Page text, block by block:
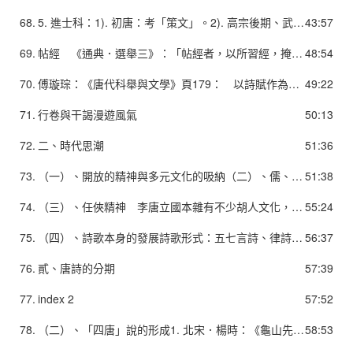
43:57
68.
5. 進士科：1). 初唐：考「策文」。2). 高宗後期、武則天實際掌政後：試帖經、雜文、策文三場，每場定去留。（中唐後順序改為詩賦、帖經、策文）3). 雜文：《登科記考》卷一「永隆二年」條：「按雜文兩首，謂箴銘論表之類，開元間始以賦居其一，或以詩居其一，亦有全用詩賦者，非定制也。雜文之專用詩賦，當在天寶之間。」
48:54
69.
帖經 《通典．選舉三》：「帖經者，以所習經，掩其兩端，中間開唯一行，裁紙為帖。凡帖三字，隨時增損，可否不一，或得四、得五、得六者為通。」《舊唐書．文宗紀下》：「其進士舉宜先試帖經，並略問大義，取經義精通者放及第。」
49:22
70.
傅璇琮：《唐代科舉與文學》頁179： 以詩賦作為進士考試的固定格局，是在唐代立國一百餘年以後。而在這以前，唐詩已經經歷了婉麗清新、婀娜多姿的初唐階段，正以璀燦奪目的光彩，步入盛唐的康莊大道。……應當說，進士科在八世紀初開始採用考試詩賦的方式，到天寶時以詩賦取士成為固定的格局，正是詩歌的發展繁榮對當時社會生活產生廣泛影響的結果。
50:13
71. 行卷與干謁漫遊風氣
51:36
72. 二、時代思潮
51:38
73.
（一）、開放的精神與多元文化的吸納（二）、儒、釋、道並存1. 在政治上意圖恢復儒家的政教傳統，力求以「復古」達到文化理想。 強調文學的教化功能和比興寄託。 作品流露建功立業的抱負，憂國憂民的情懷。2. 佛教及道教亦對詩歌題材、文學理論和詩歌意境等方面，提供了極遠的影響。
55:24
74.
（三）、任俠精神 李唐立國本雜有不少胡人文化，初唐以來亦有不少英雄俠客躋身高位，加上當時士人充滿建功立名的幻想，故推崇英雄俠客，甚至不少詩人即以任俠自許或見稱當世。任俠精神不但提供邊塞詩，也為唐詩提供了昂揚豪邁的風格，更是唐人傳奇的重要主題。
56:37
75.
（四）、詩歌本身的發展詩歌形式：五七言詩、律詩、絕句體在唐代以前都已初具雛形。2. 題材內容：唐詩多繼承前人已形成的題材，如詠史、詠懷、玄言、遊仙、田園、山水、離情相思、詠物、艷情、宮廷遊宴、邊塞軍旅等，在魏晉南北朝皆已形成傳統，至唐代乃在這些題材上發展。3. 技巧風格：唐詩既繼承了前化傳統，亦有所創新，既講文采、重聲律，但亦能遠溯〈國風〉、〈離騷〉，近取建安風骨和太康以來的麗辭。
57:39
76. 貳、唐詩的分期
57:52
77. index 2
58:53
78.
（二）、「四唐」說的形成1. 北宋．楊時：《龜山先生語錄》卷二： 「詩之變至唐而止。元和之詩極盛。詩有盛唐、中唐、晚唐，五代陋矣。」2. 南宋．嚴羽：《滄浪詩話．詩辨》： 「以時而論，則有……唐初體（唐初猶襲陳隋之體）、盛唐體（景雲710-711以後，開元、天寶諸公之詩）、大歷體（大歷十才子之詩）、元和體（元、白諸公之詩）、晚唐體。」3. 宋元之交的方回：《瀛奎律髓》卷十： 「予選詩以老杜為主。老杜同時人皆盛唐之作，亦取之。中唐則大歷以後，元和以前，亦取之。晚唐詩人，賈島開一別派，姚合繼之，沿而下亦非無作